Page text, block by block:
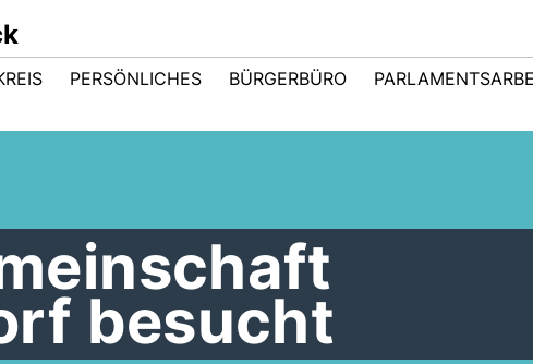
PERSÖNLICHES BÜRGERBÜRO
besucht